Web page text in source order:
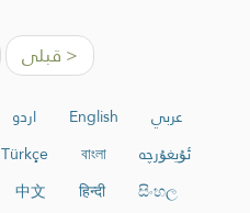
< قبلی
عربي English اردو
ئۇيغۇرچە
বাংলা
Türkçe
සිංහල
हिन्दी
中文